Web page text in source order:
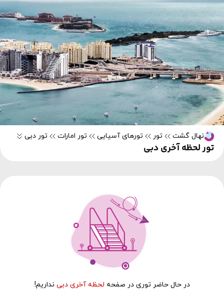
تور لحظه آخری دبی
نهال گشت تور تورهای آسیایی تور امارات تور دبی
در حال‌ حاضر توری در صفحه لحظه آخری دبی نداریم!